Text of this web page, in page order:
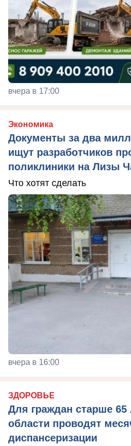
вчера в 17:00
Экономика
Документы за два
ищут разработчиков
поликлиники на Лизы
Что хотят сделать
вчера в 16:00
ЗДОРОВЬЕ
Для граждан старше 65
области проводят
диспансеризации